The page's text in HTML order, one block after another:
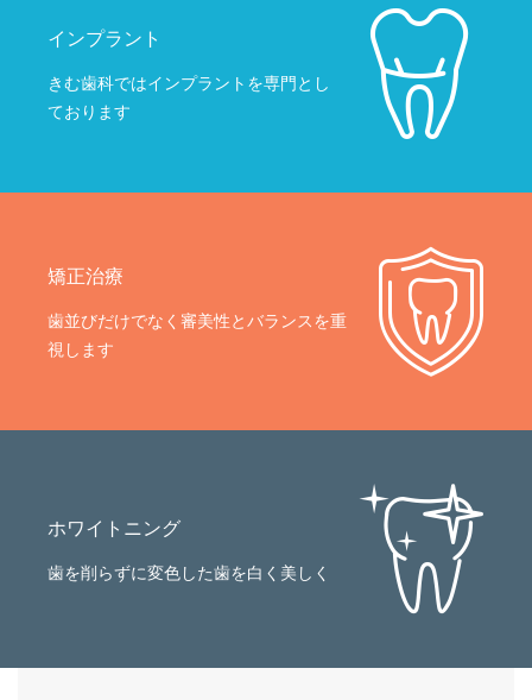
インプラント
きむ歯科ではインプラントを専門とし
ております
矯正治療
歯並びだけでなく審美性とバランスを重
視します
ホワイトニング
歯を削らずに変色した歯を白く美しく